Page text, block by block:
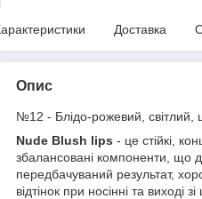
Доставка
Опис
№12 - Блідо-рожевий, світлий,
Nude Blush lips - це стійкі,
збалансовані компоненти, що
передбачуваний результат,
відтінок при носінні та виході зі